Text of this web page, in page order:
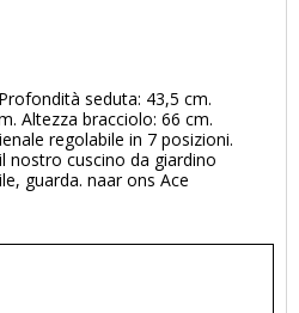
seduta: 43,5 cm.
Altezza bracciolo: 66 cm.
regolabile in 7 posizioni.
nostro cuscino da giardino
guarda. naar ons Ace